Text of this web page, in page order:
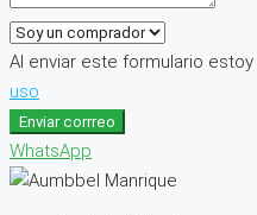
Al enviar este formulario
uso
Enviar corrreo
WhatsApp